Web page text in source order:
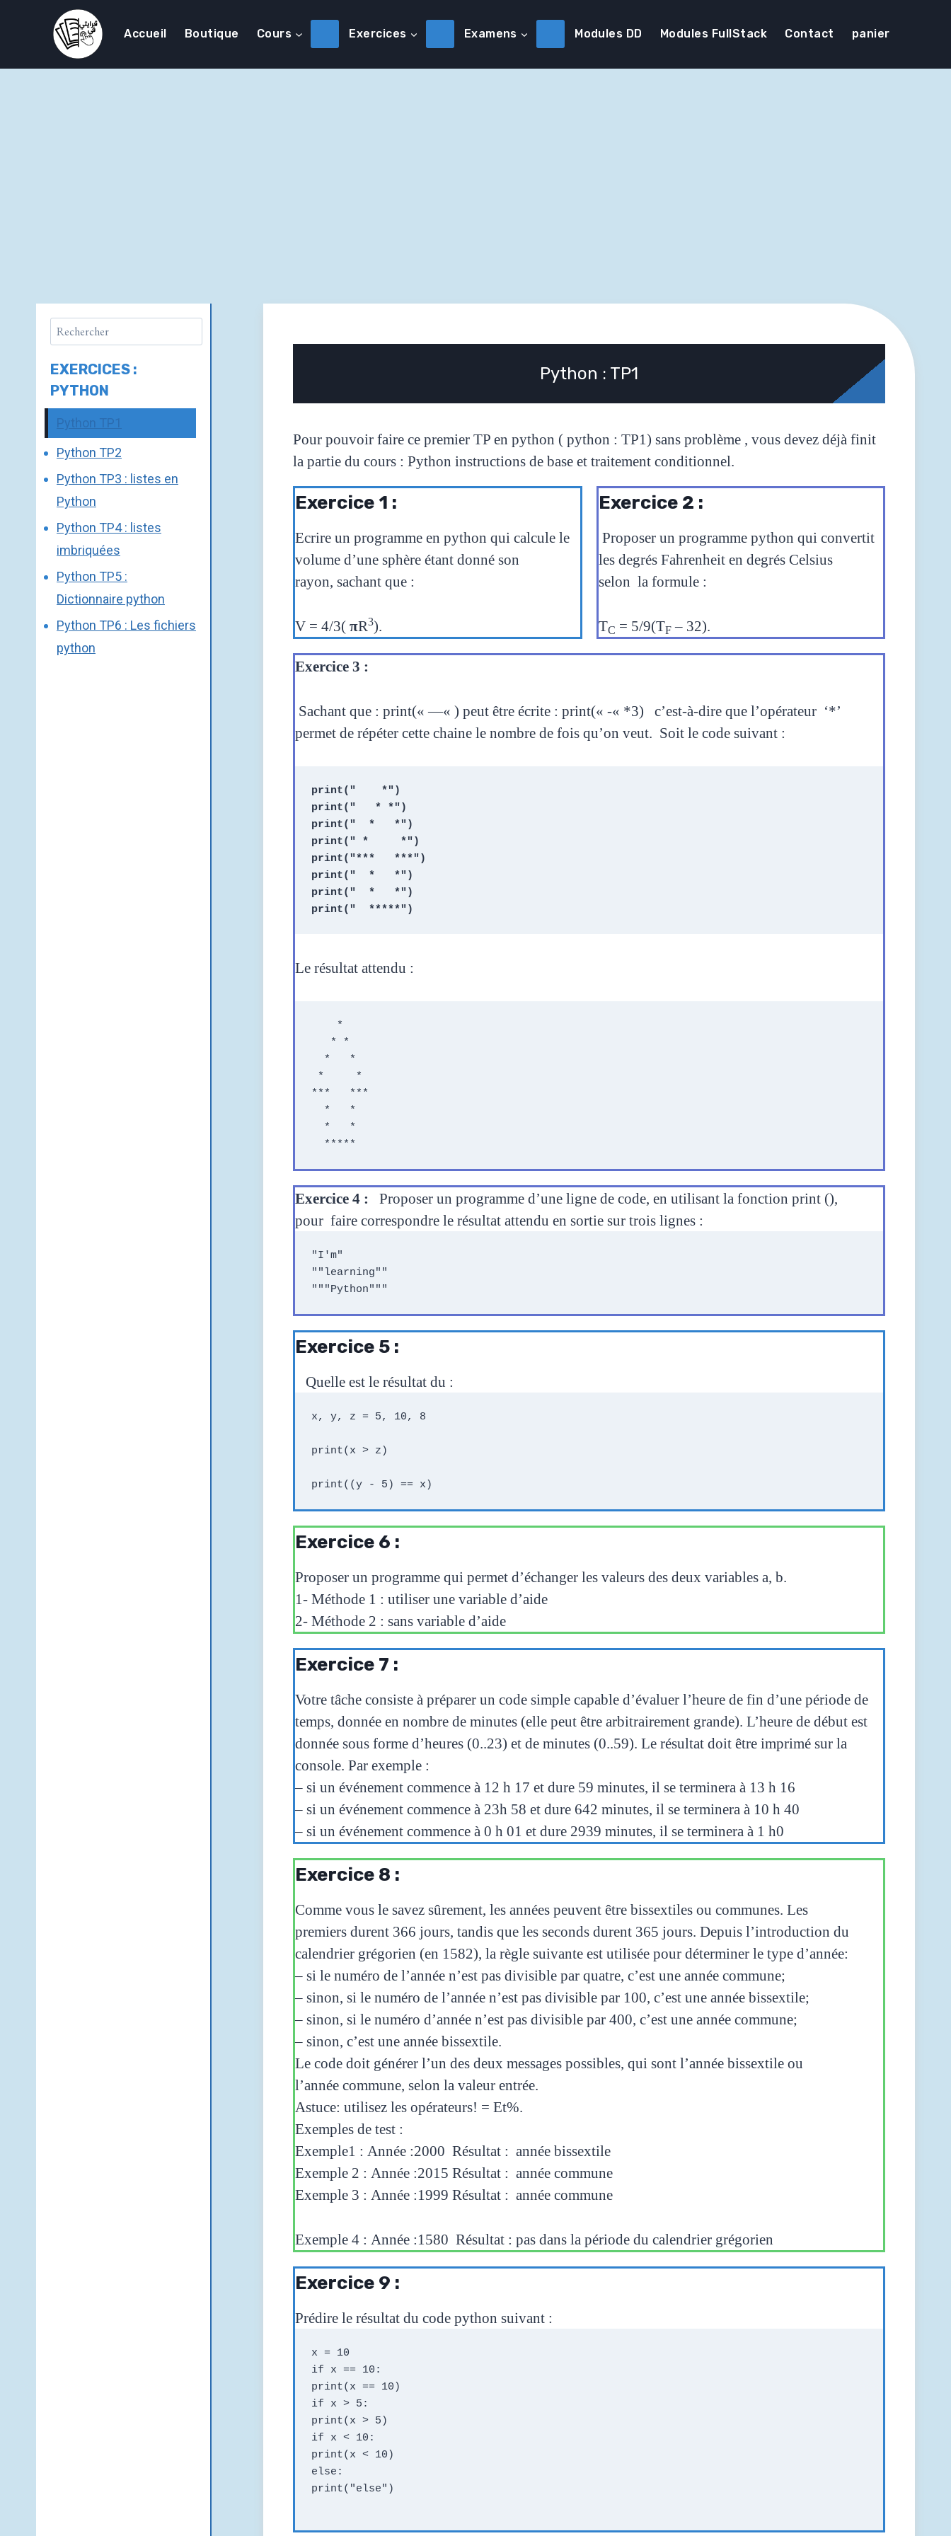
Accueil Boutique Cours Exercices Examens Modules DD Modules FullStack Contact panier
Python : TP1
Pour pouvoir faire ce premier TP en python ( python : TP1) sans problème , vous devez déjà finit
la partie du cours : Python instructions de base et traitement conditionnel.
Exercice 1 :
Ecrire un programme en python qui calcule le
volume d’une sphère étant donné son
rayon,sachant que :
V = 4/3(πR3).
Exercice 2 :
Proposer un programme python qui convertit
les degrés Fahrenheit en degrés Celsius
selon la formule :
TC = 5/9(TF– 32).
Exercice 3 :
Sachant que : print(« —« ) peut être écrite : print(« -« *3) c’est-à-dire que l’opérateur ‘*’
permet de répéter cette chaine le nombre de fois qu’on veut. Soit le code suivant :
print("    *")
print("   * *")
print("  *   *")
print(" *     *")
print("***   ***")
print("  *   *")
print("  *   *")
print("  *****")
Le résultat attendu :
***   ***
Exercice 4 :
Proposer un programme d’une ligne de code, en utilisant la fonction print (),
pourfaire correspondre le résultat attendu en sortie sur trois lignes :
"I'm"
""learning""
Exercice 5 :
Quelle est le résultat du :
x, y, z = 5, 10, 8
print(x > z)
Exercice 6 :
Proposer un programme qui permet d’échanger les valeurs des deux variables a, b.
1- Méthode 1 : utiliser une variable d’aide
2- Méthode 2 : sans variable d’aide
Exercice 7 :
Votre tâche consiste à préparer un code simple capable d’évaluer l’heure de fin d’une période de
temps, donnée en nombre de minutes (elle peut être arbitrairement grande). L’heure de début est
donnée sous forme d’heures (0..23) et de minutes (0..59). Le résultat doit être imprimé sur la
console. Par exemple :
– si un événement commence à 12 h 17 et dure 59 minutes, il se terminera à 13 h 16
– si un événement commence à 23h 58 et dure 642 minutes, il se terminera à 10 h 40
– si un événement commence à 0 h 01 et dure 2939 minutes, il se terminera à 1 h0
Exercice 8 :
Comme vous le savez sûrement, les années peuvent être bissextiles ou communes. Les
premiers durent 366 jours, tandis que les seconds durent 365 jours. Depuis l’introduction du
calendrier grégorien (en 1582), la règle suivante est utilisée pour déterminer le type d’année:
– si le numéro de l’année n’est pas divisible par quatre, c’est une année commune;
– sinon, si le numéro de l’année n’est pas divisible par 100, c’est une année bissextile;
– sinon, si le numéro d’année n’est pas divisible par 400, c’est une année commune;
– sinon, c’est une année bissextile.
Le code doit générer l’un des deux messages possibles, qui sont l’année bissextile ou
l’année commune, selon la valeur entrée.
Astuce: utilisez les opérateurs! = Et%.
Exemples de test :
Exemple1 : Année :2000Résultat :année bissextile
Exemple 2 : Année :2015Résultat :année commune
Exemple 3 : Année :1999Résultat :année commune
Exemple 4 : Année :1580Résultat :pas dans la période ducalendrier grégorien
Exercice 9 :
Prédire le résultat du code python suivant :
x = 10
if x == 10:
print(x == 10)
if x > 5:
print(x > 5)
if x < 10:
print(x < 10)
else:
print("else")
EXERCICES :
PYTHON
Python TP1
Python TP2
Python TP3 : listes en
Python
Python TP4 : listes
imbriquées
Python TP5 :
Dictionnaire python
Python TP6 : Les fichiers
python